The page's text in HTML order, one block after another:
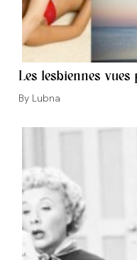
Les lesbiennes vues
Auteur/autrice
la
Lubna